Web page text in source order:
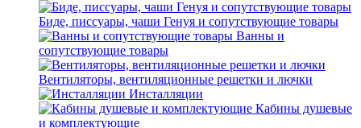
Биде, писсуары, чаши Генуя и сопутствующие товары
Ванны и
сопутствующие товары
Вентиляторы, вентиляционные решетки и лючки
Инсталляции
Кабины душевые
и комплектующие